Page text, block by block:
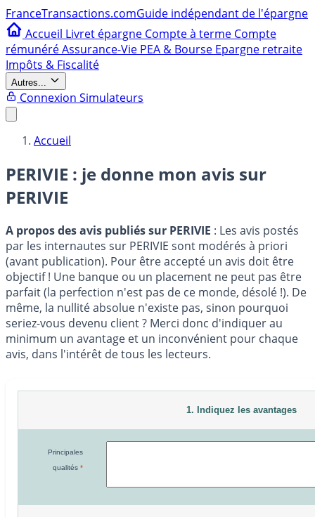
FranceTransactions.comGuide indépendant de l'épargne
Accueil Livret épargne Compte à terme Compte
rémunéréAssurance-Vie PEA & Bourse Epargne retraite
Impôts & Fiscalité
Autres...
Connexion Simulateurs
Accueil
PERIVIE : je donne mon avis sur
PERIVIE
A propos des avis publiés sur PERIVIE : Les avis postés
par les internautes sur PERIVIE sont modérés à priori
(avant publication). Pour être accepté un avis doit être
objectif ! Une banque ou un placement ne peut pas être
parfait (la perfection n'est pas de ce monde, désolé !). De
même, la nullité absolue n'existe pas, sinon pourquoi
seriez-vous devenu client ? Merci donc d'indiquer au
minimum un avantage et un inconvénient pour chaque
avis, dans l'intérêt de tous les lecteurs.
1. Indiquez les avantages
Principales
qualités *